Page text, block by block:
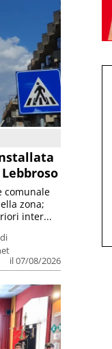
di
il 07/08/2026
comunale
zona;
inter...